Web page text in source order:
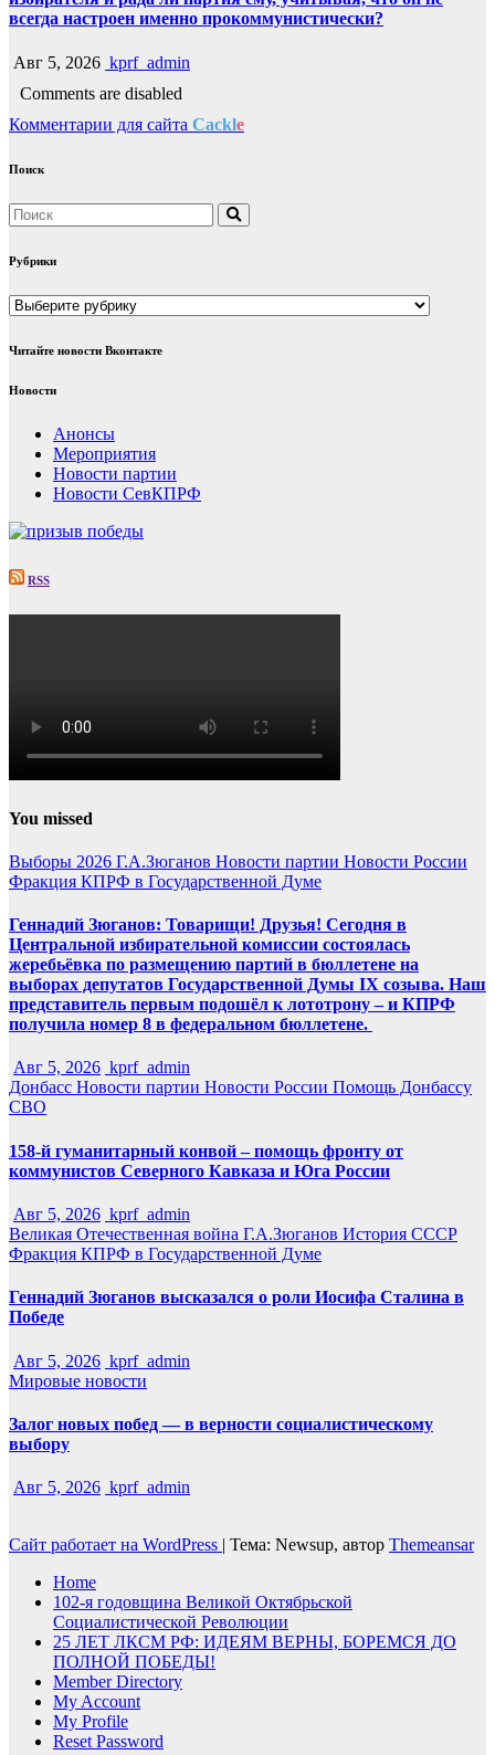
всегда настроен именно прокоммунистически?
Авг 5, 2026 kprf_admin
Comments are disabled
Комментарии для сайта Cackle
Поиск
Рубрики
Рубрики
Читайте новости Вконтакте
Новости
Анонсы
Мероприятия
Новости партии
Новости СевКПРФ
RSS
You missed
Выборы 2026 Г.А.Зюганов Новости партии Новости России
Фракция КПРФ в Государственной Думе
Геннадий Зюганов: Товарищи! Друзья! Сегодня в
Центральной избирательной комиссии состоялась
жеребьёвка по размещению партий в бюллетене на
выборах депутатов Государственной Думы IX созыва. Наш
представитель первым подошёл к лототрону – и КПРФ
получила номер 8 в федеральном бюллетене.
Авг 5, 2026 kprf_admin
Донбасс Новости партии Новости России Помощь Донбассу
СВО
158-й гуманитарный конвой – помощь фронту от
коммунистов Северного Кавказа и Юга России
Авг 5, 2026 kprf_admin
Великая Отечественная война Г.А.Зюганов История СССР
Фракция КПРФ в Государственной Думе
Геннадий Зюганов высказался о роли Иосифа Сталина в
Победе
Авг 5, 2026 kprf_admin
Мировые новости
Залог новых побед — в верности социалистическому
выбору
Авг 5, 2026 kprf_admin
Сайт работает на WordPress | Тема: Newsup, автор Themeansar
Home
102-я годовщина Великой Октябрьской
Социалистической Революции
25 ЛЕТ ЛКСМ РФ: ИДЕЯМ ВЕРНЫ, БОРЕМСЯ ДО
ПОЛНОЙ ПОБЕДЫ!
Member Directory
My Account
My Profile
Reset Password